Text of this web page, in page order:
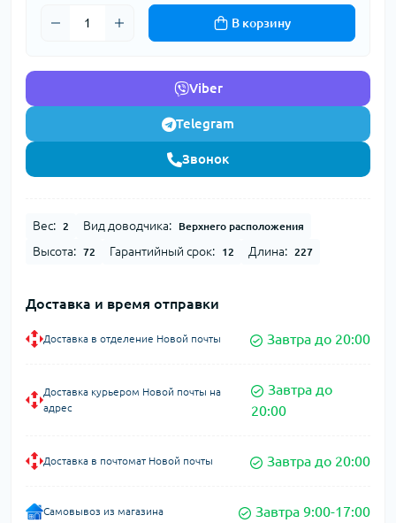
В корзину
Viber
Telegram
Звонок
Вес: 2 Вид доводчика: Верхнего расположения
Высота: 72 Гарантийный срок: 12 Длина: 227
Доставка и время отправки
Доставка в отделение Новой почты Завтра до 20:00
Доставка курьером Новой почты на
адрес
Завтра до
20:00
Доставка в почтомат Новой почты Завтра до 20:00
Самовывоз из магазина Завтра 9:00-17:00